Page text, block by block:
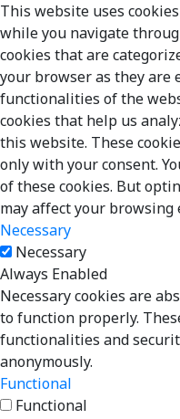
This website uses
while you navigate
cookies that are
your browser as they are
functionalities of the
cookies that help us
this website. These
only with your consent.
of these cookies. But
may affect your browsing
Necessary
Necessary
Always Enabled
Necessary cookies are
to function properly.
functionalities and
anonymously.
Functional
Functional